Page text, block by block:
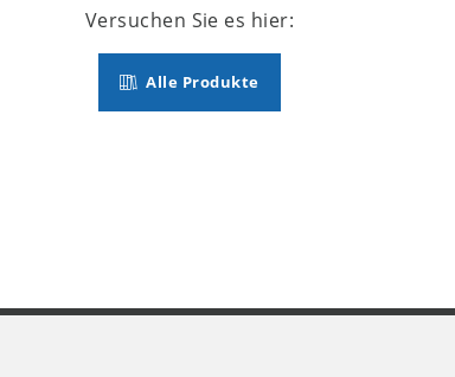
Versuchen Sie es hier:
Alle Produkte